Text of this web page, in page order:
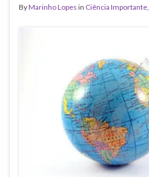
ByMarinho Lopes in Ciência Importante,